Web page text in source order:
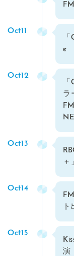
e
Oct11
ラ
Oct12
＋
Oct13
ト
Oct14
演
Oct15